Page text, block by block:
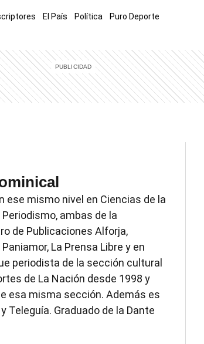
El País Política Puro Deporte
ese mismo nivel en Ciencias de la
ambas de la
de Publicaciones Alforja,
La Prensa Libre y en
periodista de la sección cultural
de La Nación desde 1998 y
esa misma sección. Además es
Teleguía. Graduado de la Dante